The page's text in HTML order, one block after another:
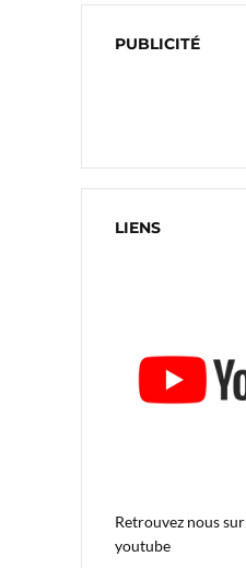
PUBLICITÉ
LIENS
Retrouvez nous sur
youtube